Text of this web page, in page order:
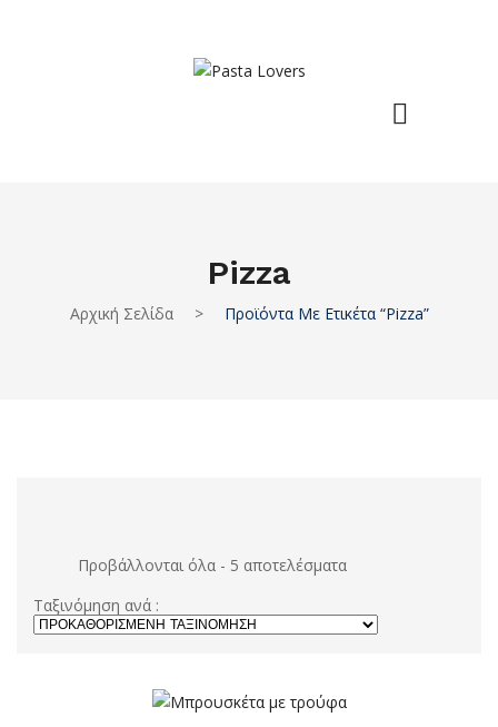
Pizza
Αρχική Σελίδα > Προϊόντα Με Ετικέτα “pizza”
Προβάλλονται όλα - 5 αποτελέσματα
Ταξινόμηση ανά :